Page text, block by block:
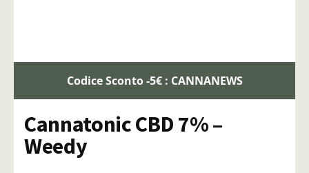
Codice Sconto -5€ : CANNANEWS
Cannatonic CBD 7% –
Weedy